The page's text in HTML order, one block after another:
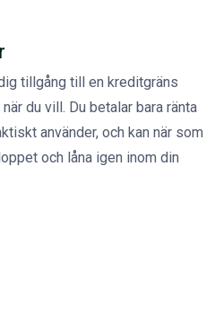
tillgång till en kreditgräns
du vill. Du betalar bara ränta
använder, och kan när som
och låna igen inom din